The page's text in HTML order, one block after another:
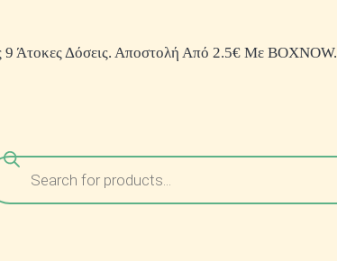
Άτοκες Δόσεις. Αποστολή Από 2.5€ Με BOXNOW.